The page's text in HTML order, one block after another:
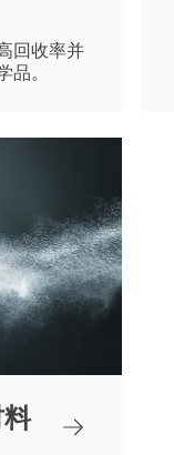
回收率并
。